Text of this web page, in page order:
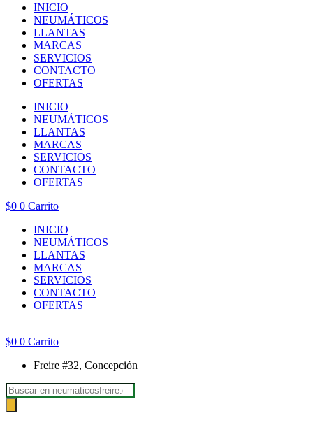
INICIO
NEUMÁTICOS
LLANTAS
MARCAS
SERVICIOS
CONTACTO
OFERTAS
INICIO
NEUMÁTICOS
LLANTAS
MARCAS
SERVICIOS
CONTACTO
OFERTAS
$0 0 Carrito
INICIO
NEUMÁTICOS
LLANTAS
MARCAS
SERVICIOS
CONTACTO
OFERTAS
$0 0 Carrito
Freire #32, Concepción
Búsqueda
de
productos